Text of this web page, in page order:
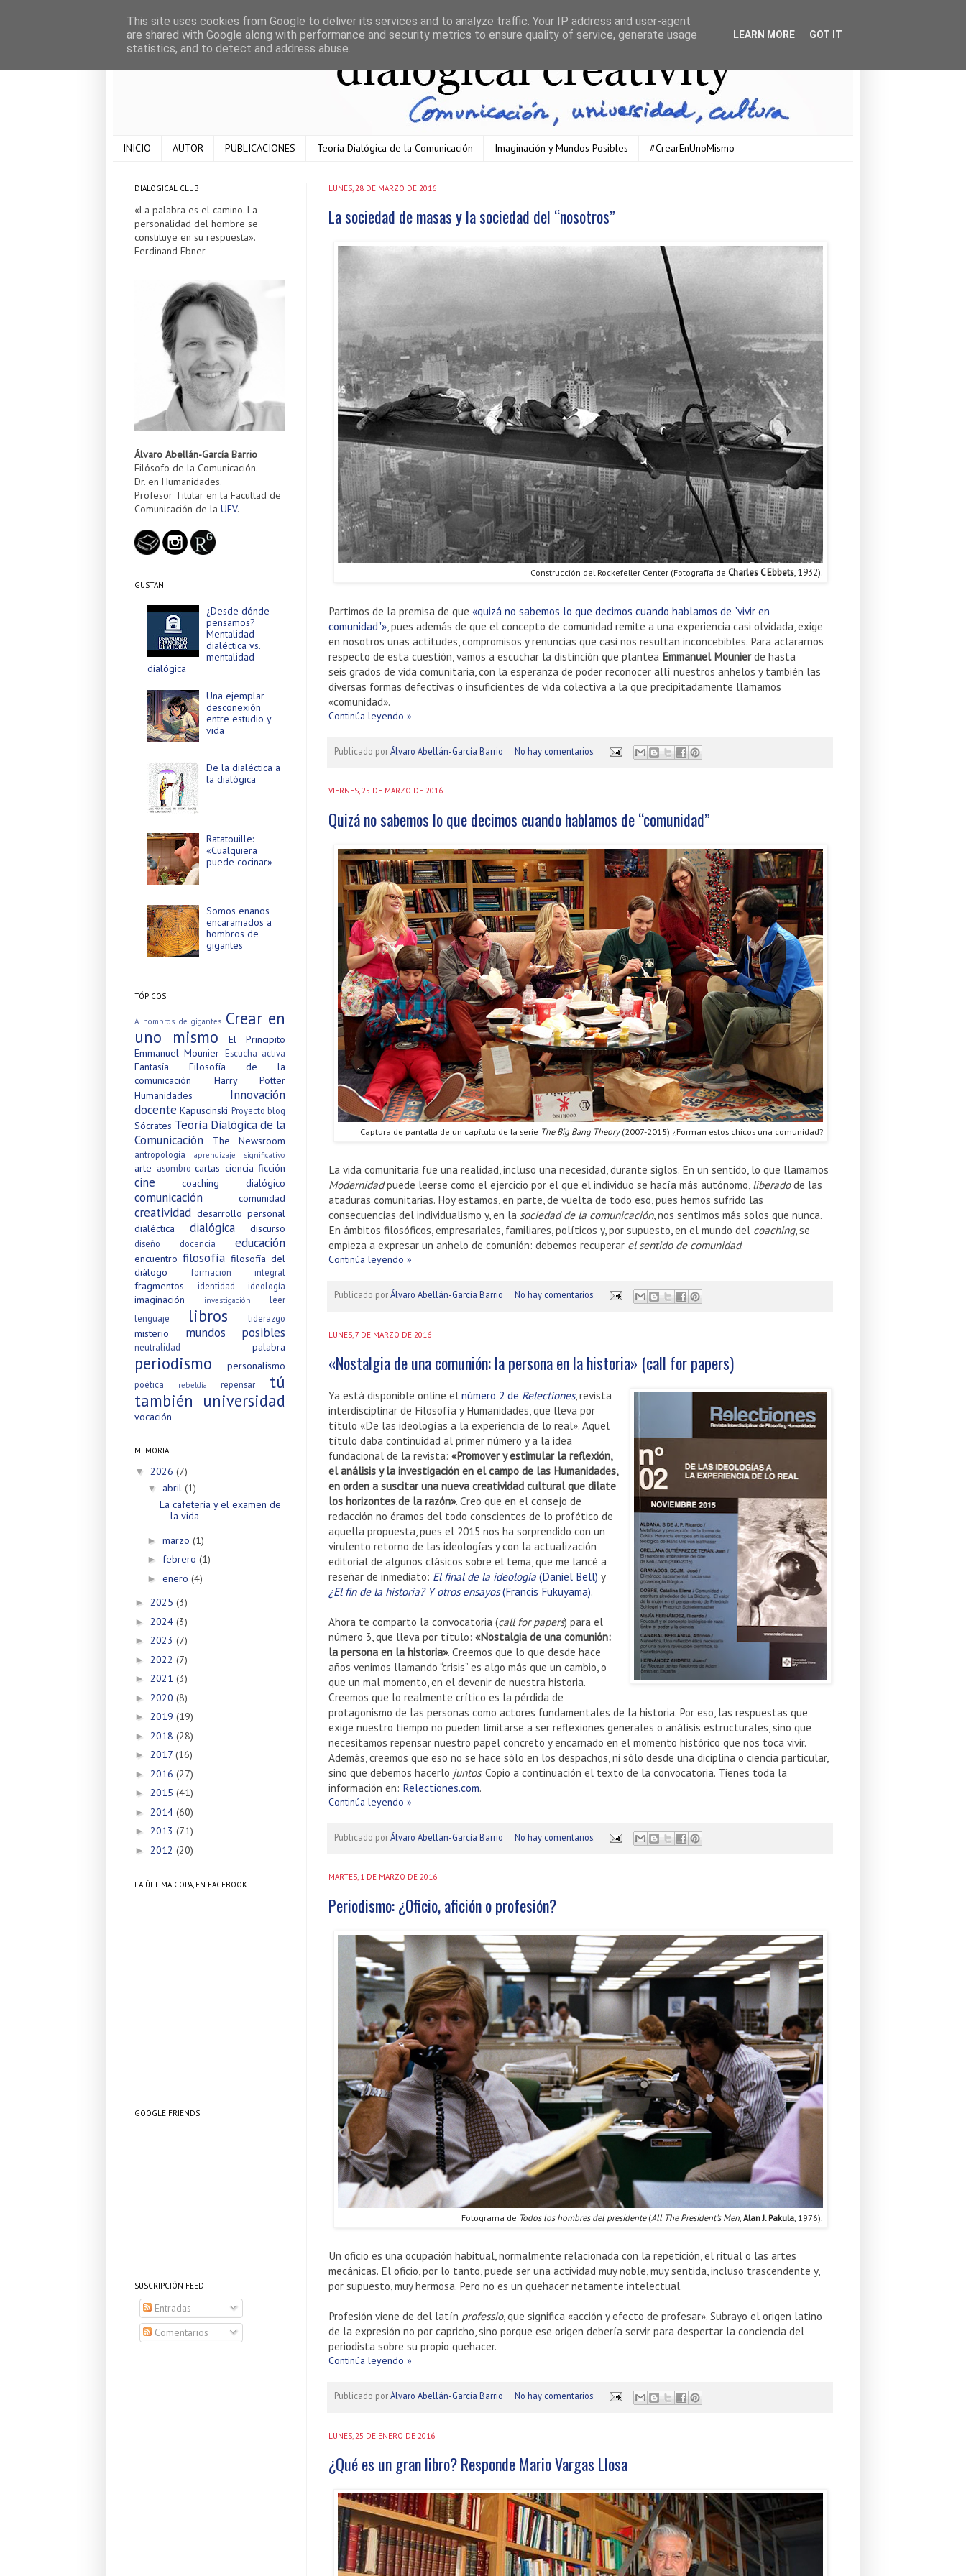
INICIO AUTOR PUBLICACIONES Teoría Dialógica de la Comunicación Imaginación y Mundos Posibles #CrearEnUnoMismo
LUNES, 28 DE MARZO DE 2016
La sociedad de masas y la sociedad del “nosotros”
Construcción del Rockefeller Center (Fotografía de Charles C Ebbets, 1932).
Partimos de la premisa de que «quizá no sabemos lo que decimos cuando hablamos de "vivir en
comunidad"» , pues además de que el concepto de comunidad remite a una experiencia casi olvidada, exige
en nosotros unas actitudes, compromisos y renuncias que casi nos resultan inconcebibles. Para aclararnos
respecto de esta cuestión, vamos a escuchar la distinción que plantea Emmanuel Mounierde hasta
seis grados de vida comunitaria, con la esperanza de poder reconocer allí nuestros anhelos y también las
diversas formas defectivas o insuficientes de vida colectiva a la que precipitadamente llamamos
«comunidad».
Continúa leyendo »
Publicado porÁlvaro Abellán-García Barrio No hay comentarios:
VIERNES, 25 DE MARZO DE 2016
Quizá no sabemos lo que decimos cuando hablamos de “comunidad”
Captura de pantalla de un capítulo de la serie The Big Bang Theory(2007-2015) ¿Forman estos chicos una comunidad?
La vida comunitaria fue una realidad, incluso una necesidad, durante siglos. En un sentido, lo que llamamos
Modernidadpuede leerse como el ejercicio por el que el individuo se hacía más autónomo, liberadode las
ataduras comunitarias. Hoy estamos, en parte, de vuelta de todo eso, pues hemos sufrido las
consecuencias del individualismo y, en la sociedad de la comunicación, nos sentimos más solos que nunca.
En ámbitos filosóficos, empresariales, familiares, políticos y, por supuesto, en el mundo del coaching, se
empieza a expresar un anhelo de comunión: debemos recuperar el sentido de comunidad.
Continúa leyendo »
Publicado porÁlvaro Abellán-García Barrio No hay comentarios:
LUNES, 7 DE MARZO DE 2016
«Nostalgia de una comunión: la persona en la historia» (call for papers)
Ya está disponible online el número 2 de Relectiones, revista
interdisciplinar de Filosofía y Humanidades, que lleva por
título «De las ideologías a la experiencia de lo real». Aquel
título daba continuidad al primer número y a la idea
fundacional de la revista: «Promover y estimular la reflexión,
el análisis y la investigación en el campo de las Humanidades,
en orden a suscitar una nueva creatividad cultural que dilate
los horizontes de la razón». Creo que en el consejo de
redacción no éramos del todo conscientes de lo profético de
aquella propuesta, pues el 2015 nos ha sorprendido con un
virulento retorno de las ideologías y con la actualización
editorial de algunos clásicos sobre el tema, que me lancé a
reseñar de inmediato: El final de la ideología (Daniel Bell) y
¿El fin de la historia? Y otros ensayos(Francis Fukuyama).
Ahora te comparto la convocatoria (call for papers) para el
número 3, que lleva por título: «Nostalgia de una comunión:
la persona en la historia». Creemos que lo que desde hace
años venimos llamando “crisis” es algo más que un cambio, o
que un mal momento, en el devenir de nuestra historia.
Creemos que lo realmente crítico es la pérdida de
protagonismo de las personas como actores fundamentales de la historia. Por eso, las respuestas que
exige nuestro tiempo no pueden limitarse a ser reflexiones generales o análisis estructurales, sino que
necesitamos repensar nuestro papel concreto y encarnado en el momento histórico que nos toca vivir.
Además, creemos que eso no se hace sólo en los despachos, ni sólo desde una diciplina o ciencia particular,
sino que debemos hacerlo juntos. Copio a continuación el texto de la convocatoria. Tienes toda la
información en: Relectiones.com.
Continúa leyendo »
Publicado porÁlvaro Abellán-García Barrio No hay comentarios:
MARTES, 1 DE MARZO DE 2016
Periodismo: ¿Oficio, afición o profesión?
Fotograma de Todos los hombres del presidente(All The President's Men, Alan J. Pakula, 1976).
Un oficio es una ocupación habitual, normalmente relacionada con la repetición, el ritual o las artes
mecánicas. El oficio, por lo tanto, puede ser una actividad muy noble, muy sentida, incluso trascendente y,
por supuesto, muy hermosa. Pero no es un quehacer netamente intelectual.
Profesión viene de del latín professio, que significa «acción y efecto de profesar». Subrayo el origen latino
de la expresión no por capricho, sino porque ese origen debería servir para despertar la conciencia del
periodista sobre su propio quehacer.
Continúa leyendo »
Publicado porÁlvaro Abellán-García Barrio No hay comentarios:
LUNES, 25 DE ENERO DE 2016
¿Qué es un gran libro? Responde Mario Vargas Llosa
DIALOGICAL CLUB
«La palabra es el camino. La
personalidad del hombre se
constituye en su respuesta».
Ferdinand Ebner
Álvaro Abellán-García Barrio
Filósofo de la Comunicación.
Dr. en Humanidades.
Profesor Titular en la Facultad de
Comunicación de la UFV.
GUSTAN
¿Desde dónde
pensamos?
Mentalidad
dialéctica vs.
mentalidad
dialógica
Una ejemplar
desconexión
entre estudio y
vida
De la dialéctica a
la dialógica
Ratatouille:
«Cualquiera
puede cocinar»
Somos enanos
encaramados a
hombros de
gigantes
TÓPICOS
A hombros de gigantes Crear en
uno mismo
El Principito
Emmanuel Mounier Escucha activa
Fantasía
Filosofía de la
comunicación
Harry Potter
Humanidades
Innovación
docente Kapuscinski Proyecto blog
Sócrates Teoría Dialógica de la
Comunicación
The Newsroom
antropología aprendizaje significativo
arte asombro cartas ciencia ficción
cine coaching dialógico
comunicación comunidad
creatividad desarrollo personal
dialéctica
dialógica discurso
diseño docencia educación
encuentro filosofía filosofía del
diálogo
formación integral
fragmentos identidad ideología
imaginación investigación
leer
lenguaje
libros liderazgo
misterio mundos posibles
neutralidad palabra
periodismo personalismo
poética rebeldía repensar
tú
también universidad
vocación
MEMORIA
▼ 2026 (7)
▼ abril (1)
La cafetería y el examen de
la vida
► marzo (1)
► febrero (1)
► enero (4)
► 2025 (3)
► 2024 (3)
► 2023 (7)
► 2022 (7)
► 2021 (3)
► 2020 (8)
► 2019 (19)
► 2018 (28)
► 2017 (16)
► 2016 (27)
► 2015 (41)
► 2014 (60)
► 2013 (71)
► 2012 (20)
LA ÚLTIMA COPA, EN FACEBOOK
GOOGLE FRIENDS
SUSCRIPCIÓN FEED
Entradas
Comentarios
This site uses cookies from Google to deliver its services and to analyze traffic. Your IP address and user-agent
are shared with Google along with performance and security metrics to ensure quality of service, generate usage
statistics, and to detect and address abuse.
LEARN MORE GOT IT